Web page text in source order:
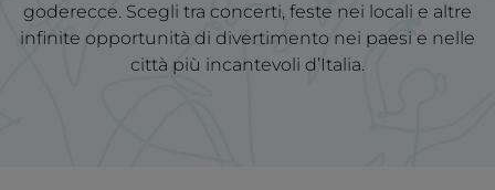
goderecce. Scegli tra concerti, feste nei locali e altre
infinite opportunità di divertimento nei paesi e nelle
città più incantevoli d’Italia.